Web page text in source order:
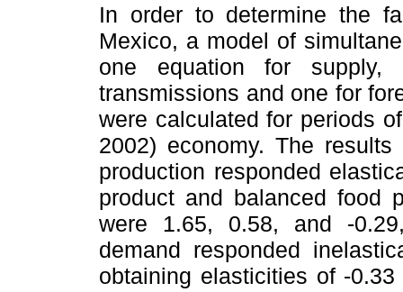
In order to determine the
Mexico, a model of
one equation for
transmissions and one for
were calculated for periods
2002) economy. The
production responded
product and balanced food
were 1.65, 0.58, and -
demand responded
obtaining elasticities of -